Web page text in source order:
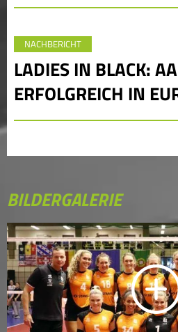
NACHBERICHT
LADIES IN BLACK:
ERFOLGREICH IN
BILDERGALERIE